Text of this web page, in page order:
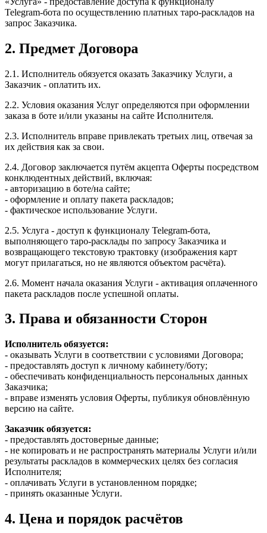
Telegram‑бота по осуществлению платных таро‑раскладов на
запрос Заказчика.
2. Предмет Договора
2.1. Исполнитель обязуется оказать Заказчику Услуги, а
Заказчик - оплатить их.
2.2. Условия оказания Услуг определяются при оформлении
заказа в боте и/или указаны на сайте Исполнителя.
2.3. Исполнитель вправе привлекать третьих лиц, отвечая за
их действия как за свои.
2.4. Договор заключается путём акцепта Оферты посредством
конклюдентных действий, включая:
- авторизацию в боте/на сайте;
- оформление и оплату пакета раскладов;
- фактическое использование Услуги.
2.5. Услуга - доступ к функционалу Telegram‑бота,
выполняющего таро‑расклады по запросу Заказчика и
возвращающего текстовую трактовку (изображения карт
могут прилагаться, но не являются объектом расчёта).
2.6. Момент начала оказания Услуги - активация оплаченного
пакета раскладов после успешной оплаты.
3. Права и обязанности Сторон
Исполнитель обязуется:
- оказывать Услуги в соответствии с условиями Договора;
- предоставлять доступ к личному кабинету/боту;
- обеспечивать конфиденциальность персональных данных
Заказчика;
- вправе изменять условия Оферты, публикуя обновлённую
версию на сайте.
Заказчик обязуется:
- предоставлять достоверные данные;
- не копировать и не распространять материалы Услуги и/или
результаты раскладов в коммерческих целях без согласия
Исполнителя;
- оплачивать Услуги в установленном порядке;
- принять оказанные Услуги.
4. Цена и порядок расчётов